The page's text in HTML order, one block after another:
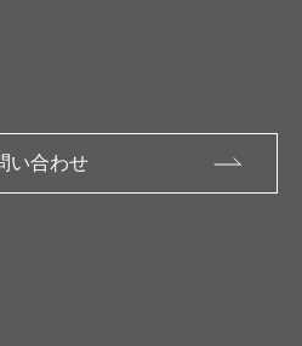
い合わせ